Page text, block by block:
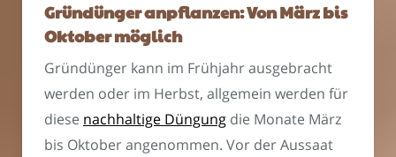
Gründünger anpflanzen: Von März bis
Oktober möglich
Gründünger kann im Frühjahr ausgebracht
werden oder im Herbst, allgemein werden für
diese nachhaltige Düngung die Monate März
bis Oktober angenommen. Vor der Aussaat